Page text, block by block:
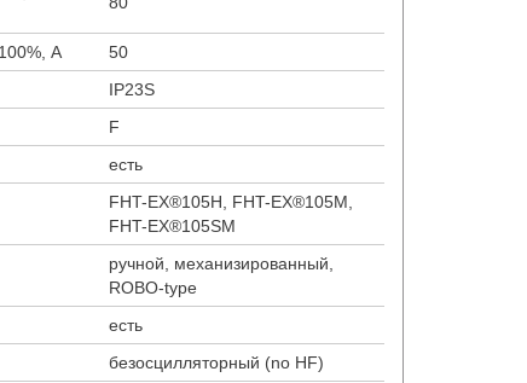
А
50
IP23S
F
есть
FHT-EX®105H, FHT-EX®105M,
FHT-EX®105SM
ручной, механизированный,
ROBO-type
есть
безосцилляторный (no HF)